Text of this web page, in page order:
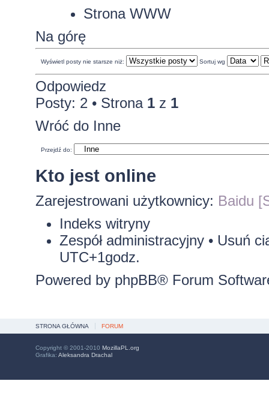
Strona WWW
Na górę
Wyświetl posty nie starsze niż: Sortuj wg
Odpowiedz
Posty: 2 • Strona 1z 1
Wróć do Inne
Przejdź do:
Kto jest online
Zarejestrowani użytkownicy: Baidu
Indeks witryny
Zespół administracyjny• Usuń
UTC+1godz.
Powered by phpBB® Forum
STRONA GŁÓWNA FORUM
Copyright © 2001-2010 MozillaPL.org
Grafika: Aleksandra Drachal